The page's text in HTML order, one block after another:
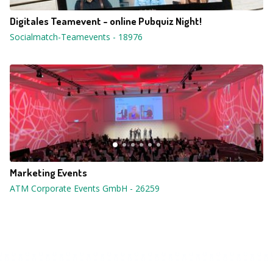
Digitales Teamevent - online Pubquiz Night!
Socialmatch-Teamevents - 18976
Marketing Events
ATM Corporate Events GmbH - 26259